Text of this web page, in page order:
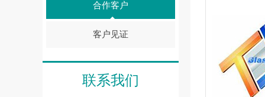
合作客户
客户见证
联系我们